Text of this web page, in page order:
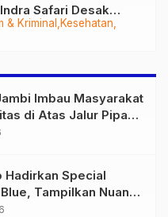
& Kriminal
Kesehatan
Safari Desak
Imbau Masyarakat
di Atas Jalur Pipa
Bersama
Hadirkan Special
Tampilkan Nuansa
Semakin Skena